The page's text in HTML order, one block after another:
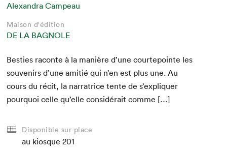
Alexandra Campeau
Maison d'édition
DE LA BAGNOLE
Besties racon­te à la manière d’une courte­pointe les
sou­venirs d’une ami­tié qui n’en est plus une. Au
cours du réc­it, la nar­ra­trice tente de s’expliquer
pourquoi celle qu’elle con­sid­érait comme […]
Disponible sur place
au kiosque 201